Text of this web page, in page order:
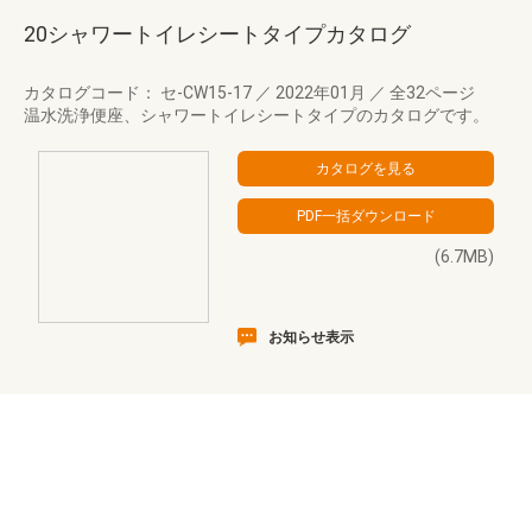
20シャワートイレシートタイプカタログ
カタログコード： セ-CW15-17 ／ 2022年01月 ／ 全32ページ
温水洗浄便座、シャワートイレシートタイプのカタログです。
(6.7MB)
お知らせ表示